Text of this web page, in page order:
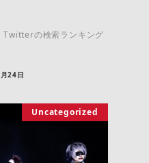
Twitterの検索ランキング
24日
Uncategorized